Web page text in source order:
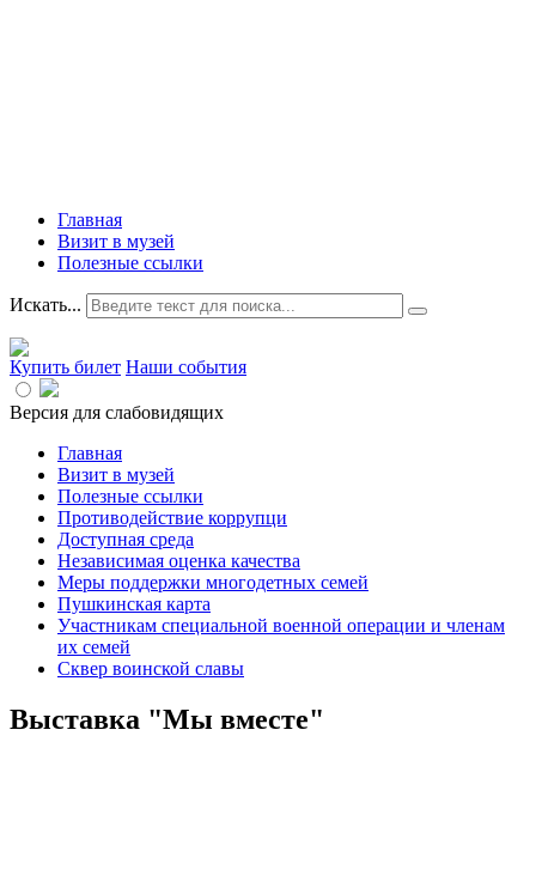
Главная
Визит в музей
Полезные ссылки
Искать...
Купить билет Наши события
Версия для слабовидящих
Главная
Визит в музей
Полезные ссылки
Противодействие коррупци
Доступная среда
Независимая оценка качества
Меры поддержки многодетных семей
Пушкинская карта
Участникам специальной военной операции и членам
их семей
Сквер воинской славы
Выставка "Мы вместе"